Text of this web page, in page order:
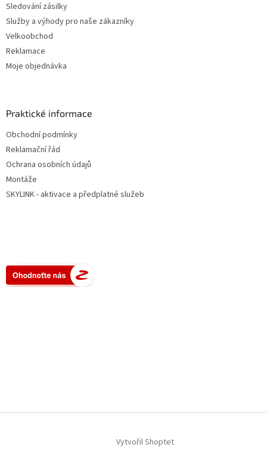
Sledování zásilky
Služby a výhody pro naše zákazníky
Velkoobchod
Reklamace
Moje objednávka
Praktické informace
Obchodní podmínky
Reklamační řád
Ochrana osobních údajů
Montáže
SKYLINK - aktivace a předplatné služeb
Vytvořil Shoptet